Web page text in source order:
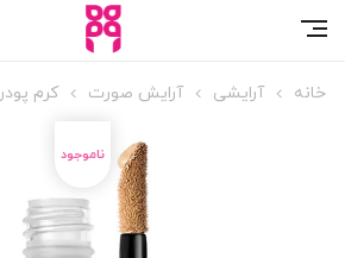
خانه آرایشی آرایش صورت کرم پودر